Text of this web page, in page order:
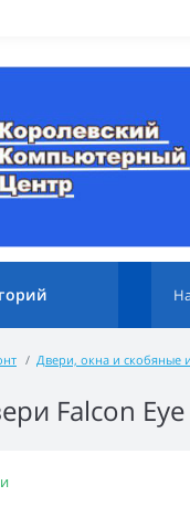
Двери, окна и скобяные
Falcon Eye